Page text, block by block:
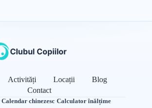
Activități Locații
Blog
Contact
·Calendar chinezesc·Calculator înălțime